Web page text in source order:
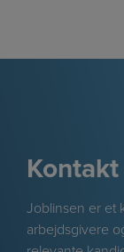
Joblinsen er et
arbejdsgivere